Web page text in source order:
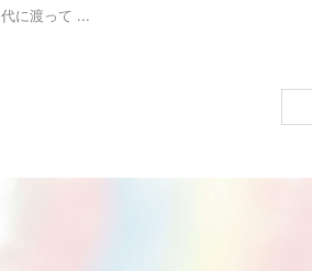
代に渡って ...